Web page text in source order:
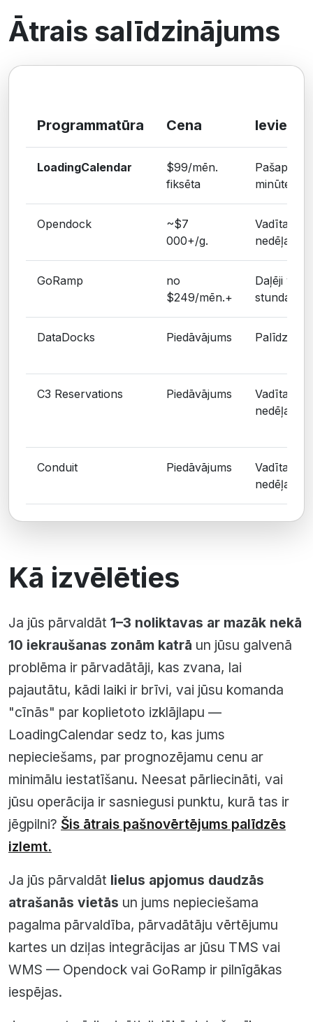
Ātrais salīdzinājums
Programmatūra Cena
LoadingCalendar
$99/mēn.
fiksēta
minūtes
Opendock
~$7
000+/g.
Vadīta,
nedēļas
GoRamp
no
$249/mēn.+
Daļēji
DataDocks Piedāvājums Palīdzēta,
C3 Reservations Piedāvājums
Vadīta,
nedēļas
Conduit Piedāvājums
Vadīta,
nedēļas
Kā izvēlēties
Ja jūs pārvaldāt 1–3 noliktavas ar mazāk nekā
10 iekraušanas zonām katrā un jūsu galvenā
problēma ir pārvadātāji, kas zvana, lai
pajautātu, kādi laiki ir brīvi, vai jūsu komanda
"cīnās" par koplietoto izklājlapu —
LoadingCalendar sedz to, kas jums
nepieciešams, par prognozējamu cenu ar
minimālu iestatīšanu. Neesat pārliecināti, vai
jūsu operācija ir sasniegusi punktu, kurā tas ir
jēgpilni? Šis ātrais pašnovērtējums palīdzēs
izlemt.
Ja jūs pārvaldāt lielus apjomus daudzās
atrašanās vietās un jums nepieciešama
pagalma pārvaldība, pārvadātāju vērtējumu
kartes un dziļas integrācijas ar jūsu TMS vai
WMS — Opendock vai GoRamp ir pilnīgākas
iespējas.